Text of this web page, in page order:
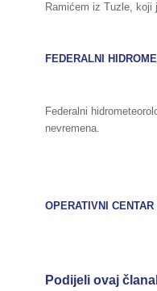
Ramićem iz Tuzle, koji
FEDERALNI
Federalni
nevremena.
OPERATIVNI
Podijeli ovaj